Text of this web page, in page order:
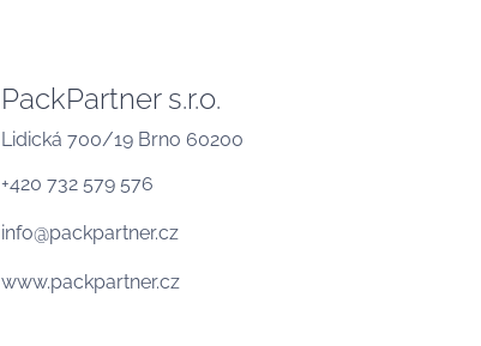
PackPartner s.r.o.
Lidická 700/19 Brno 60200
+420 732 579 576
info@packpartner.cz
www.packpartner.cz